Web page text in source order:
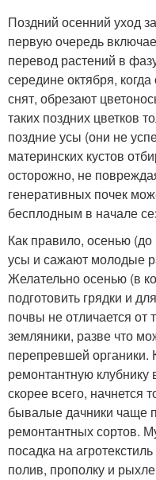
Поздний осенний уход
первую очередь
перевод растений в
середине октября,
снят, обрезают
таких поздних цветков
поздние усы (они не
материнских кустов
осторожно, не
генеративных почек
бесплодным в начале
Как правило, осенью
усы и сажают молодые
Желательно осенью (в
подготовить грядки и
почвы не отличается
земляники, разве что
перепревшей органики.
ремонтантную
скорее всего, начнется
бывалые дачники чаще
ремонтантных сортов.
посадка на
полив, прополку и